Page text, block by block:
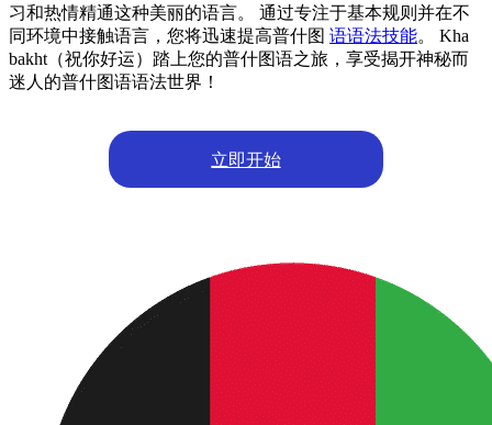
习和热情精通这种美丽的语言。 通过专注于基本规则并在不
同环境中接触语言，您将迅速提高普什图 语语法技能。 Kha
bakht（祝你好运）踏上您的普什图语之旅，享受揭开神秘而
迷人的普什图语语法世界！
立即开始